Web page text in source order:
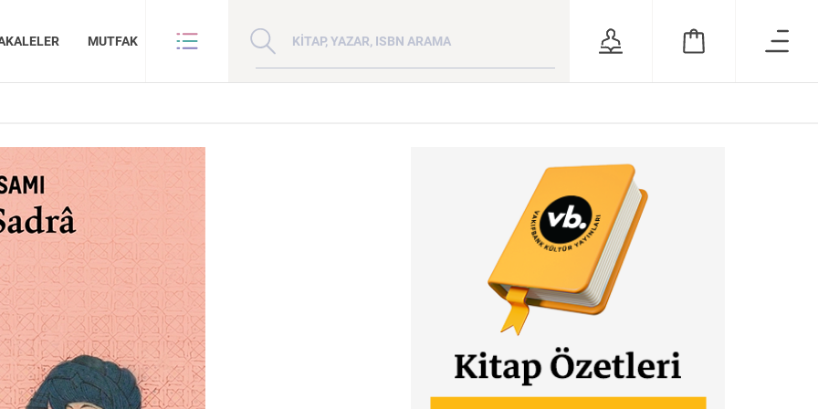
MUTFAK
Sanat
İnsan ve Toplum Çocuk Kitaplığı
Madde, Uzay ve
Zaman: Antik Teoriler ve Takipçileri
KATEGORİ:
Doğu Hilafeti’nin
KATEGORİ:
Kuzey Kafkasya
Halkları
KATEGORİ:
Milletim Bahtiyar
KATEGORİ:
GİZLİLİK POLİTİKASI